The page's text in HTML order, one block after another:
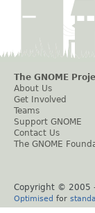
The GNOME
About Us
Get Involved
Teams
Support GNOME
Contact Us
The GNOME
Copyright © 2005
Optimised for